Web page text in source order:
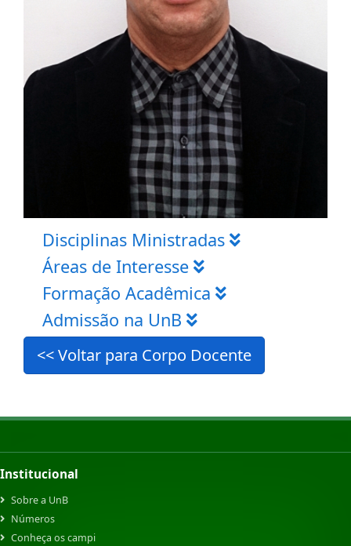
Disciplinas Ministradas
Áreas de Interesse
Formação Acadêmica
Admissão na UnB
<< Voltar para Corpo Docente
Institucional
Sobre a UnB
Números
Conheça os campi